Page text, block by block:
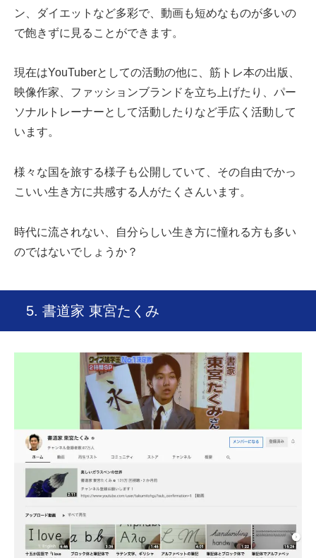
ン、ダイエットなど多彩で、動画も短めなものが多いの
で飽きずに見ることができます。
現在はYouTuberとしての活動の他に、筋トレ本の出版
映像作家、ファッションブランドを立ち上げたり、パー
ソナルトレーナーとして活動したりなど手広く活動して
います。
様々な国を旅する様子も公開していて、その自由でかっ
こいい生き方に共感する人がたくさんいます。
時代に流されない、自分らしい生き方に憧れる方も多い
のではないでしょうか？
5. 書道家 東宮たくみ